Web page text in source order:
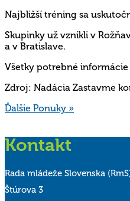
Najbližší tréning sa
Skupinky už vznikli v
a v Bratislave.
Všetky potrebné
Zdroj: Nadácia Zastavme
Ďalšie Ponuky »
Kontakt
Rada mládeže Slovenska
Štúrova 3